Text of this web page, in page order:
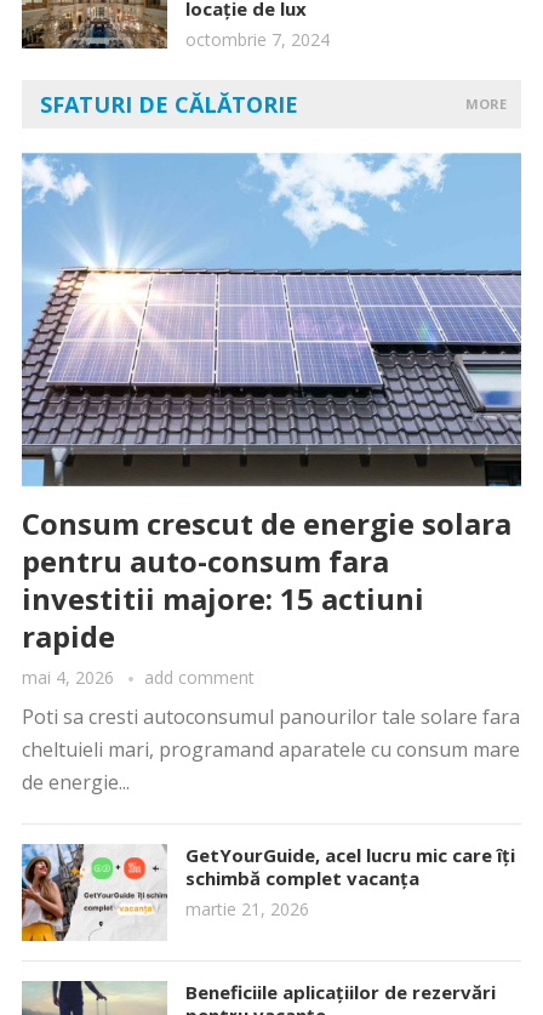
locație de lux
octombrie 7, 2024
SFATURI DE CĂLĂTORIE MORE
Consum crescut de energie solara
pentru auto-consum fara
investitii majore: 15 actiuni
rapide
mai 4, 2026 add comment
Poti sa cresti autoconsumul panourilor tale solare fara
cheltuieli mari, programand aparatele cu consum mare
de energie...
GetYourGuide, acel lucru mic care îți
schimbă complet vacanța
martie 21, 2026
Beneficiile aplicațiilor de rezervări